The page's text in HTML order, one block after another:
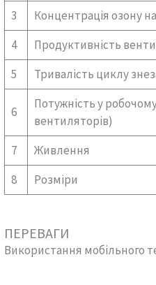
3
Концентрація озону
4 Продуктивність
5
Тривалість циклу
6
Потужність у
вентиляторів)
7 Живлення
8
Розміри
ПЕРЕВАГИ
Використання мобільного